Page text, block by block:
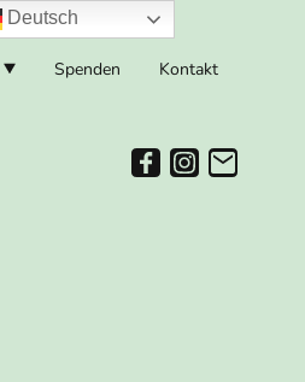
Spenden Kontakt
Deutsch